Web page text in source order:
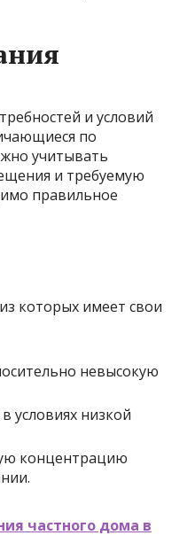
и условий
по
учитывать
и требуемую
правильное
которых имеет свои
невысокую
условиях низкой
концентрацию
частного дома в